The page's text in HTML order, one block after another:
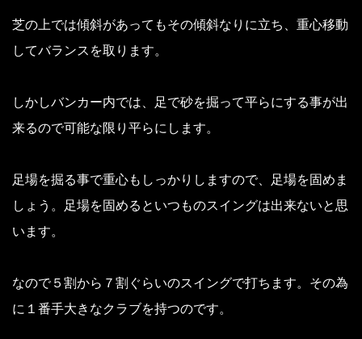
芝の上では傾斜があってもその傾斜なりに立ち、重心移動
してバランスを取ります。
しかしバンカー内では、足で砂を掘って平らにする事が出
来るので可能な限り平らにします。
足場を掘る事で重心もしっかりしますので、足場を固めま
しょう。 足場を固めるといつものスイングは出来ないと思
います。
なので５割から７割ぐらいのスイングで打ちます。 その為
に１番手大きなクラブを持つのです。